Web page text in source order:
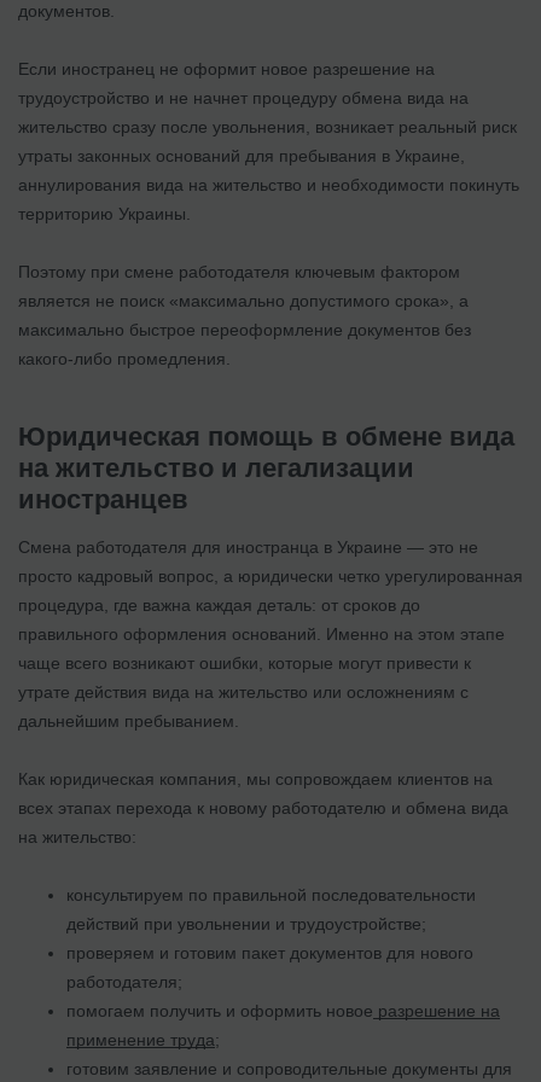
документов.
Если иностранец не оформит новое разрешение на
трудоустройство и не начнет процедуру обмена вида на
жительство сразу после увольнения, возникает реальный риск
утраты законных оснований для пребывания в Украине,
аннулирования вида на жительство и необходимости покинуть
территорию Украины.
Поэтому при смене работодателя ключевым фактором
является не поиск «максимально допустимого срока», а
максимально быстрое переоформление документов без
какого-либо промедления.
Юридическая помощь в обмене вида
на жительство и легализации
иностранцев
Смена работодателя для иностранца в Украине — это не
просто кадровый вопрос, а юридически четко урегулированная
процедура, где важна каждая деталь: от сроков до
правильного оформления оснований. Именно на этом этапе
чаще всего возникают ошибки, которые могут привести к
утрате действия вида на жительство или осложнениям с
дальнейшим пребыванием.
Как юридическая компания, мы сопровождаем клиентов на
всех этапах перехода к новому работодателю и обмена вида
на жительство:
консультируем по правильной последовательности
действий при увольнении и трудоустройстве;
проверяем и готовим пакет документов для нового
работодателя;
помогаем получить и оформить новое разрешение на
применение труда;
готовим заявление и сопроводительные документы для